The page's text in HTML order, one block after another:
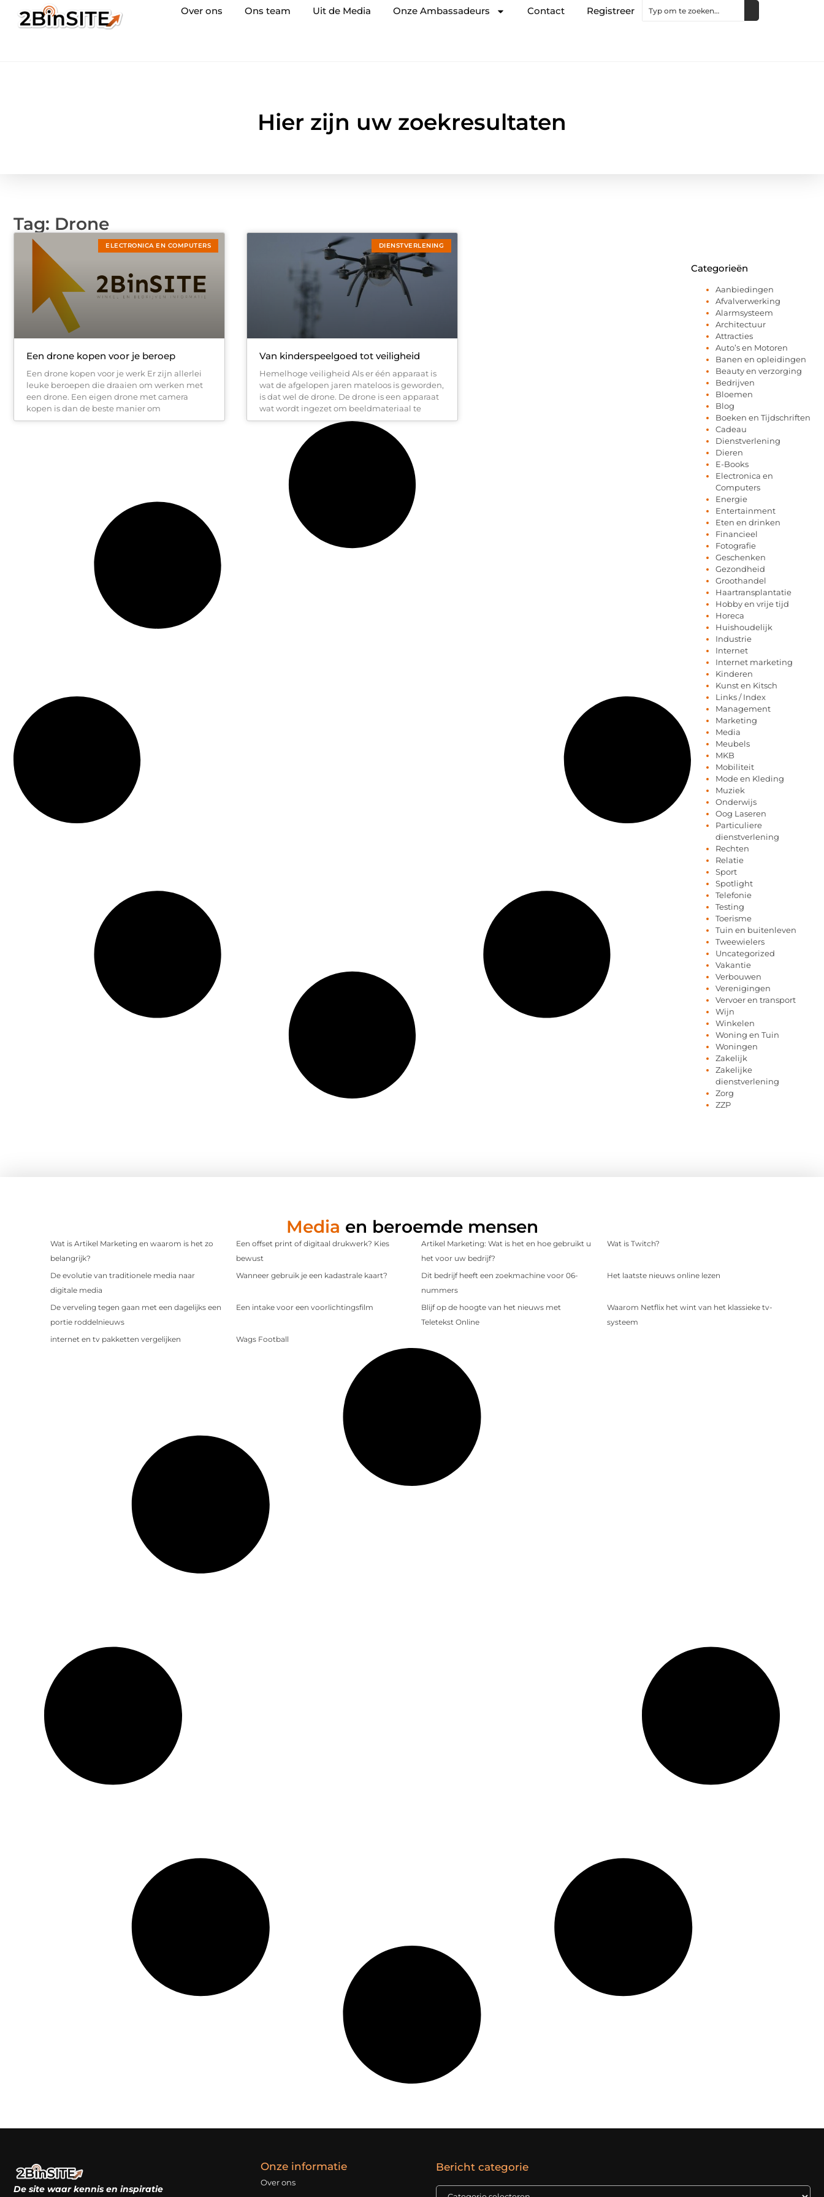
Over ons Ons team Uit de Media Onze Ambassadeurs Contact Registreer
Hier zijn uw zoekresultaten
Tag: Drone
ELECTRONICA EN COMPUTERS
Een drone kopen voor je beroep
Een drone kopen voor je werk Er zijn allerlei
leuke beroepen die draaien om werken met
een drone. Een eigen drone met camera
kopen is dan de beste manier om
DIENSTVERLENING
Van kinderspeelgoed tot veiligheid
Hemelhoge veiligheid Als er één apparaat is
wat de afgelopen jaren mateloos is geworden,
is dat wel de drone. De drone is een apparaat
wat wordt ingezet om beeldmateriaal te
Categorieën
Aanbiedingen
Afvalverwerking
Alarmsysteem
Architectuur
Attracties
Auto’s en Motoren
Banen en opleidingen
Beauty en verzorging
Bedrijven
Bloemen
Blog
Boeken en Tijdschriften
Cadeau
Dienstverlening
Dieren
E-Books
Electronica en
Computers
Energie
Entertainment
Eten en drinken
Financieel
Fotografie
Geschenken
Gezondheid
Groothandel
Haartransplantatie
Hobby en vrije tijd
Horeca
Huishoudelijk
Industrie
Internet
Internet marketing
Kinderen
Kunst en Kitsch
Links / Index
Management
Marketing
Media
Meubels
MKB
Mobiliteit
Mode en Kleding
Muziek
Onderwijs
Oog Laseren
Particuliere
dienstverlening
Rechten
Relatie
Sport
Spotlight
Telefonie
Testing
Toerisme
Tuin en buitenleven
Tweewielers
Uncategorized
Vakantie
Verbouwen
Verenigingen
Vervoer en transport
Wijn
Winkelen
Woning en Tuin
Woningen
Zakelijk
Zakelijke
dienstverlening
Zorg
ZZP
Media en beroemde mensen
Wat is Artikel Marketing en waarom is het zo
belangrijk?
Een offset print of digitaal drukwerk? Kies
bewust
Artikel Marketing: Wat is het en hoe gebruikt u
het voor uw bedrijf?
Wat is Twitch?
De evolutie van traditionele media naar
digitale media
Wanneer gebruik je een kadastrale kaart?
Dit bedrijf heeft een zoekmachine voor 06-
nummers
Het laatste nieuws online lezen
De verveling tegen gaan met een dagelijks een
portie roddelnieuws
Een intake voor een voorlichtingsfilm
Blijf op de hoogte van het nieuws met
Teletekst Online
Waarom Netflix het wint van het klassieke tv-
systeem
internet en tv pakketten vergelijken
Wags Football
De site waar kennis en inspiratie
Onze informatie
Over ons
Bericht categorie